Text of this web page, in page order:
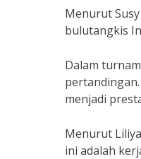
Menurut
bulutangkis
Dalam
menjadi
Menurut
ini adalah